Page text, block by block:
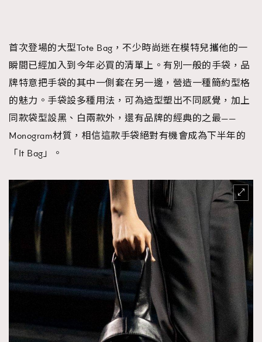
首次登場的大型Tote Bag，不少時尚迷在模特兒攜他的一
瞬間已經加入到今年必買的清單上。有別一般的手袋，品
牌特意把手袋的其中一側套在另一邊，營造一種簡約型格
的魅力。手袋設多種用法，可為造型塑出不同感覺，加上
同款袋型設黑、白兩款外，還有品牌的經典的之最——
Monogram材質，相信這款手袋絕對有機會成為下半年的
「It Bag」。